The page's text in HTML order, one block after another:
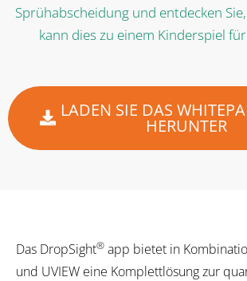
Sprühabscheidung und entdecken
kann dies zu einem Kinderspiel
LADEN SIE DAS
HERUNTER
Das DropSight® app bietet in
und UVIEW eine Komplettlösung zur